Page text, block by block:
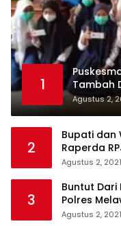
1
Tambah
Agustus 2,
2
Bupati dan
Raperda
Agustus 2, 2021
3
Buntut Dari
Polres
Agustus 2, 2021